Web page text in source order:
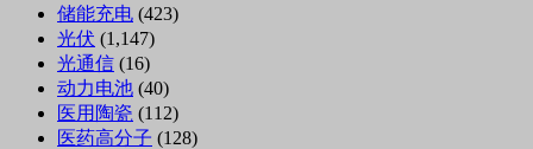
储能充电 (423)
光伏 (1,147)
光通信 (16)
动力电池 (40)
医用陶瓷 (112)
医药高分子 (128)